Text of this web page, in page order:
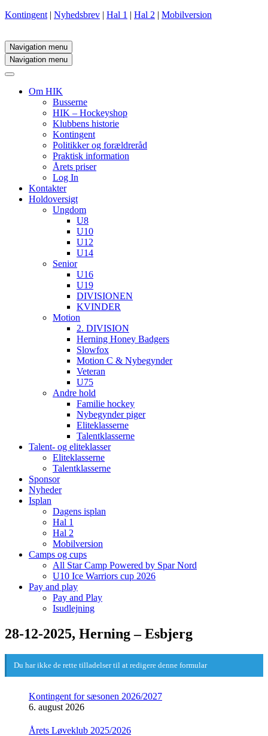
Kontingent | Nyhedsbrev | Hal 1 | Hal 2 | Mobilversion
Navigation menu
Navigation menu
Om HIK
Busserne
HIK – Hockeyshop
Klubbens historie
Kontingent
Politikker og forældreråd
Praktisk information
Årets priser
Log In
Kontakter
Holdoversigt
Ungdom
U8
U10
U12
U14
Senior
U16
U19
DIVISIONEN
KVINDER
Motion
2. DIVISION
Herning Honey Badgers
Slowfox
Motion C & Nybegynder
Veteran
U75
Andre hold
Familie hockey
Nybegynder piger
Eliteklasserne
Talentklasserne
Talent- og eliteklasser
Eliteklasserne
Talentklasserne
Sponsor
Nyheder
Isplan
Dagens isplan
Hal 1
Hal 2
Mobilversion
Camps og cups
All Star Camp Powered by Spar Nord
U10 Ice Warriors cup 2026
Pay and play
Pay and Play
Isudlejning
28-12-2025, Herning – Esbjerg
Du har ikke de rette tilladelser til at redigere denne formular
Kontingent for sæsonen 2026/2027
6. august 2026
Årets Løveklub 2025/2026